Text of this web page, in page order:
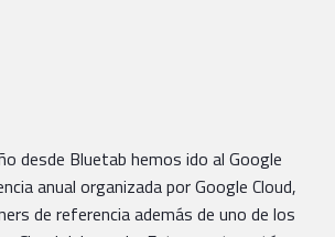
desde Bluetab hemos ido al Google
anual organizada por Google Cloud,
de referencia además de uno de los